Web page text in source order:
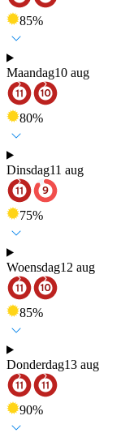
85%
Maandag10 aug
80%
Dinsdag11 aug
75%
Woensdag12 aug
85%
Donderdag13 aug
90%